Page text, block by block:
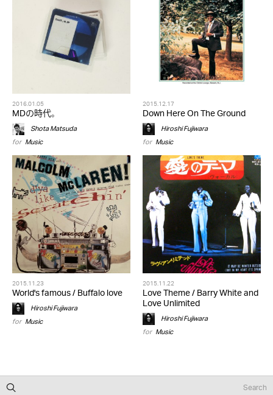
2016.01.05
MDの時代。
Shota Matsuda
for Music
2015.12.17
Down Here On The Ground
Hiroshi Fujiwara
for Music
2015.11.23
World's famous / Buffalo love
Hiroshi Fujiwara
for Music
2015.11.22
Love Theme / Barry White and
Love Unlimited
Hiroshi Fujiwara
for Music